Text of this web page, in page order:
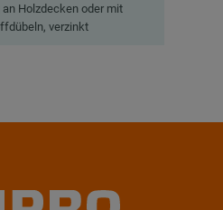
Holzdecken oder mit
verzinkt